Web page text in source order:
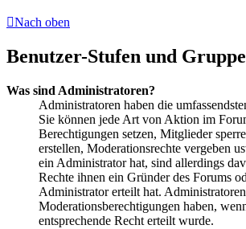
Nach oben
Benutzer-Stufen und
Was sind Administratoren?
Administratoren haben die
Sie können jede Art von Aktion im
Berechtigungen setzen, Mitglieder
erstellen, Moderationsrechte vergeben
ein Administrator hat, sind allerdings
Rechte ihnen ein Gründer des Forums
Administrator erteilt hat.
Moderationsberechtigungen haben,
entsprechende Recht erteilt wurde.